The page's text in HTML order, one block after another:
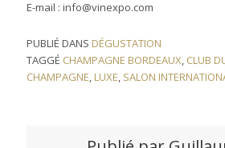
E-mail : info@vinexpo.com
PUBLIÉ DANS DÉGUSTATION
TAGGÉ CHAMPAGNE BORDEAUX, CLUB
CHAMPAGNE, LUXE, SALON